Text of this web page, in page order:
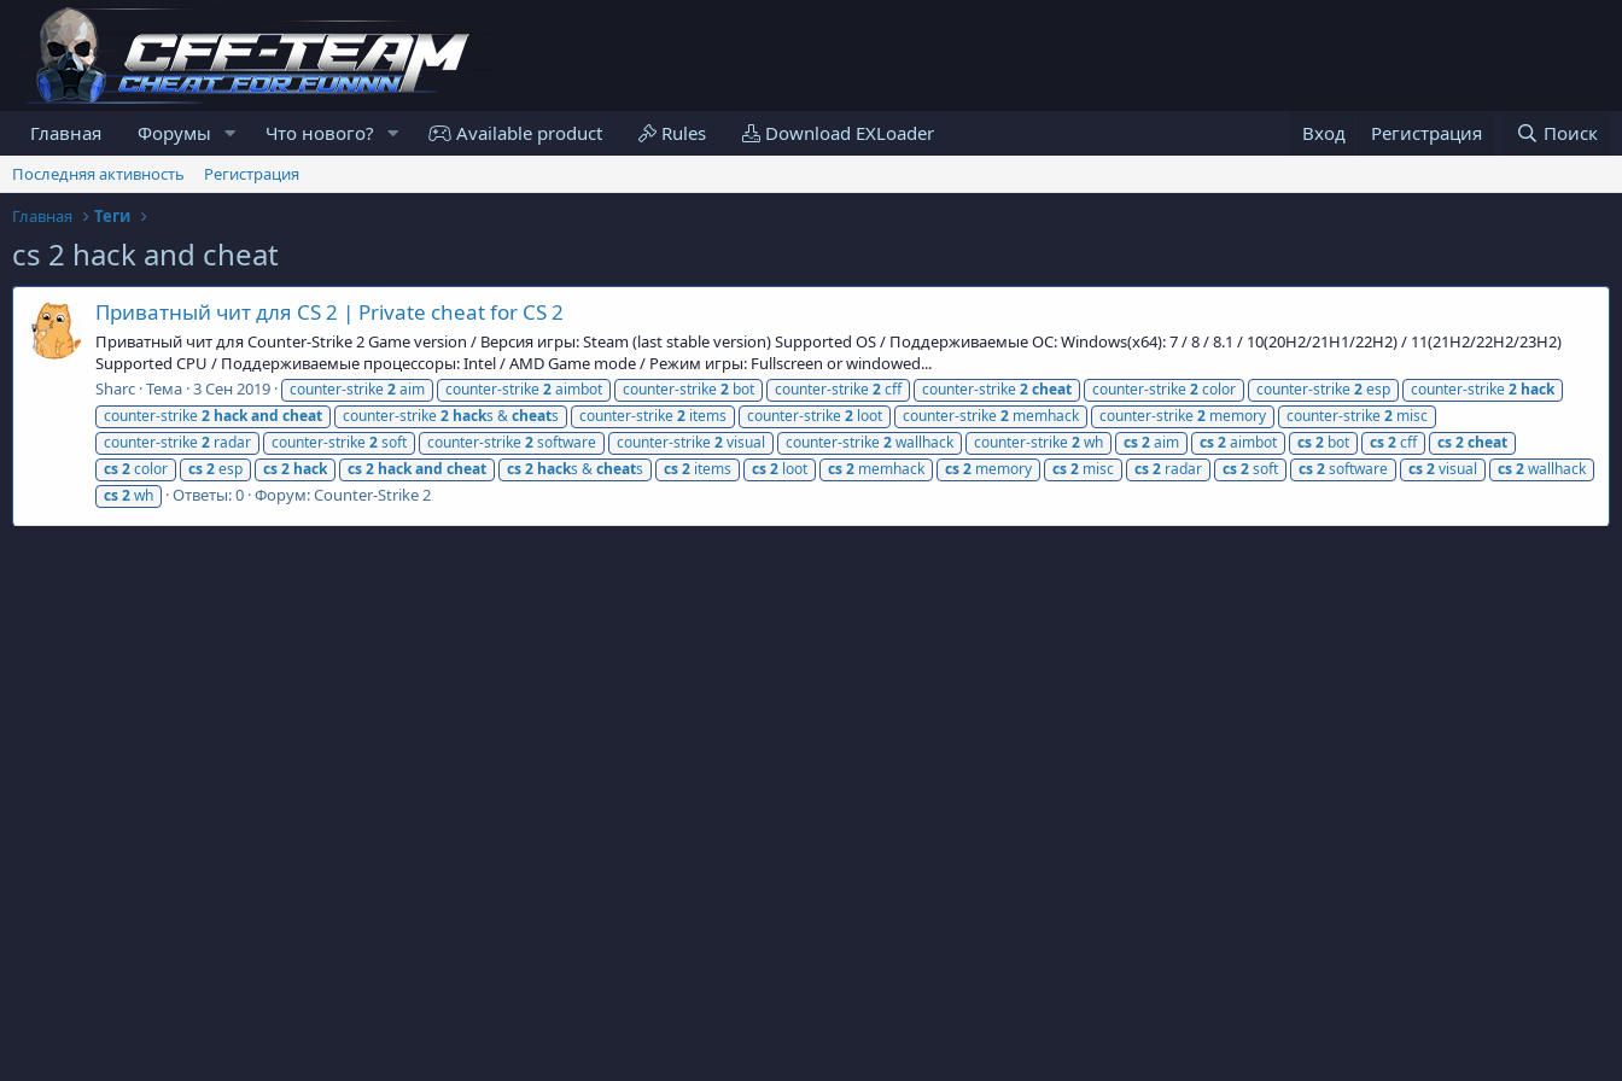
Главная Форумы Что нового? Available product Rules Download EXLoader Вход Регистрация Поиск
Последняя активность
Регистрация
Главная
Теги
cs 2 hack and cheat
Приватный чит для CS 2 | Private cheat for CS 2
Приватный чит для Counter-Strike 2 Game version / Версия игры: Steam (last stable version) Supported OS / Поддерживаемые ОС: Windows(x64): 7 / 8 / 8.1 / 10(20H2/21H1/22H2) / 11(21H2/22H2/23H2)
Supported CPU / Поддерживаемые процессоры: Intel / AMD Game mode / Режим игры: Fullscreen or windowed...
Sharc Тема 3 Сен 2019 counter-strike2aim counter-strike2aimbot counter-strike2 bot counter-strike2cff counter-strike2cheat counter-strike2color counter-strike2esp counter-strike2 hack
counter-strike2 hackand cheat counter-strike2 hacks &cheats counter-strike2 items counter-strike2 loot counter-strike2 memhack counter-strike2 memory counter-strike2 misc
counter-strike2 radar counter-strike2soft counter-strike2software counter-strike2visual counter-strike2wallhack counter-strike2wh cs2aim cs2aimbot cs2 bot cs2cff cs2cheat
cs2color cs2esp cs2 hack cs2 hackand cheat cs2 hacks &cheats cs2 items cs2 loot cs2 memhack cs2 memory cs2 misc cs2 radar cs2soft cs2software cs2visual cs2wallhack
cs2wh Ответы: 0 Форум:Counter-Strike 2